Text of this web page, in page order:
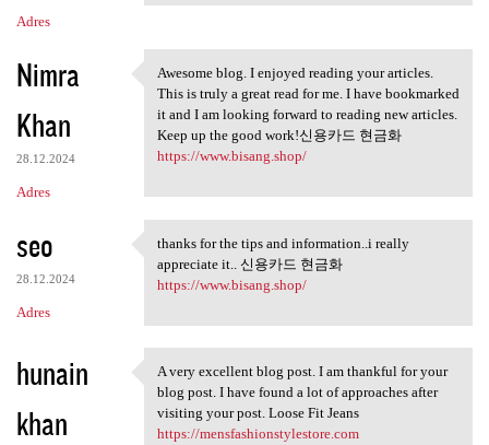
Adres
Nimra
Khan
28.12.2024
Adres
Awesome blog. I enjoyed
Awesome blog. I enjoyed reading your articles.
This is truly a great read for me. I have bookmarked
it and I am looking forward to reading new articles.
Keep up the good work!신용카드 현금화
https://www.bisang.shop/
seo
28.12.2024
Adres
thanks for the tips and
thanks for the tips and information..i really
appreciate it.. 신용카드 현금화
https://www.bisang.shop/
hunain
khan
A very excellent blog post. I
A very excellent blog post. I am thankful for your
blog post. I have found a lot of approaches after
visiting your post. Loose Fit Jeans
https://mensfashionstylestore.com